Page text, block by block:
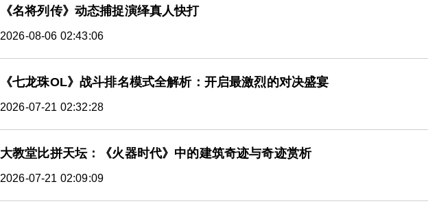
《名将列传》动态捕捉演绎真人快打
2026-08-06 02:43:06
《七龙珠OL》战斗排名模式全解析：开启最激烈的对决盛宴
2026-07-21 02:32:28
大教堂比拼天坛：《火器时代》中的建筑奇迹与奇迹赏析
2026-07-21 02:09:09